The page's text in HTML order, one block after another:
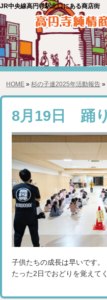
JR中央線高円寺駅北口にある商店街
HOME »杉の子連2025年活動報告»
8月19日 踊
子供たちの成長は早いです。
たった2日でおどりを覚えて